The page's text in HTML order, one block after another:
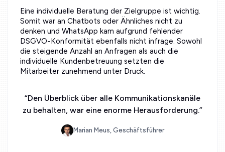
Eine individuelle Beratung der Zielgruppe ist wichtig.
Somit war an Chatbots oder Ähnliches nicht zu
denken und WhatsApp kam aufgrund fehlender
DSGVO-Konformität ebenfalls nicht infrage. Sowohl
die steigende Anzahl an Anfragen als auch die
individuelle Kundenbetreuung setzten die
Mitarbeiter zunehmend unter Druck.
“Den Überblick über alle Kommunikationskanäle
zu behalten, war eine enorme Herausforderung.”
Marian Meus, Geschäftsführer